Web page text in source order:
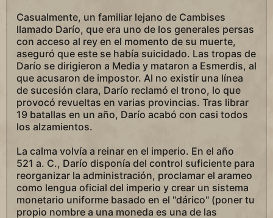
Casualmente, un familiar lejano de Cambises
llamado Darío, que era uno de los generales persas
con acceso al rey en el momento de su muerte,
aseguró que este se había suicidado. Las tropas de
Darío se dirigieron a Media y mataron a Esmerdis, al
que acusaron de impostor. Al no existir una línea
de sucesión clara, Darío reclamó el trono, lo que
provocó revueltas en varias provincias. Tras librar
19 batallas en un año, Darío acabó con casi todos
los alzamientos.
La calma volvía a reinar en el imperio. En el año
521 a. C., Darío disponía del control suficiente para
reorganizar la administración, proclamar el arameo
como lengua oficial del imperio y crear un sistema
monetario uniforme basado en el "dárico" (poner tu
propio nombre a una moneda es una de las